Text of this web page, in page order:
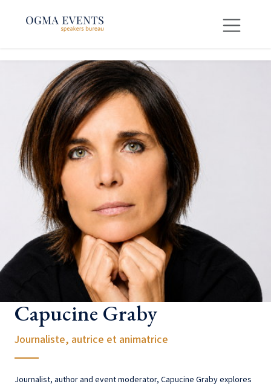
Capucine Graby
Journaliste, autrice et animatrice
Journalist, author and event moderator, Capucine Graby explores